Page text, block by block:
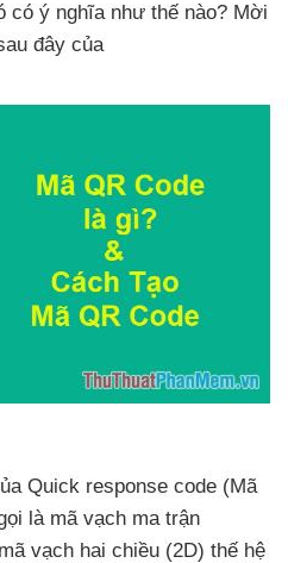
có ý nghĩa như thế nào? Mời
đây của
Quick response code (Mã
là mã vạch ma trận
vạch hai chiều (2D) thế hệ